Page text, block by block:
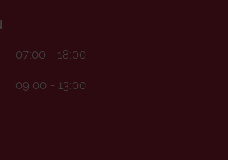
07:00 - 18:00
09:00 - 13:00